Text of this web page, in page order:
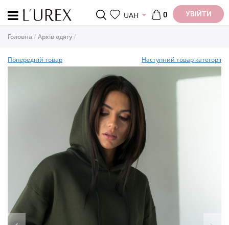
UAH 0 УВІЙТИ
Головна Архів одягу
Попередній товар Наступний товар категорії